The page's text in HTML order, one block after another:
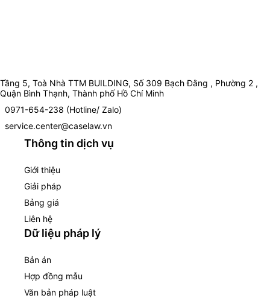
Tầng 5, Toà Nhà TTM BUILDING, Số 309 Bạch Đằng , Phường 2 ,
Quận Bình Thạnh, Thành phố Hồ Chí Minh
0971-654-238 (Hotline/ Zalo)
service.center@caselaw.vn
Thông tin dịch vụ
Giới thiệu
Giải pháp
Bảng giá
Liên hệ
Dữ liệu pháp lý
Bản án
Hợp đồng mẫu
Văn bản pháp luật